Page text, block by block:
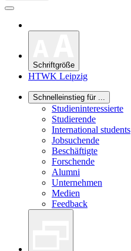
Schriftgröße
HTWK Leipzig
Schnelleinstieg für ...
Studieninteressierte
Studierende
International students
Jobsuchende
Beschäftigte
Forschende
Alumni
Unternehmen
Medien
Feedback